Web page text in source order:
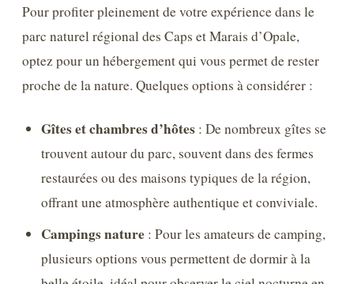
Pour profiter pleinement de votre expérience dans le
parc naturel régional des Caps et Marais d’Opale,
optez pour un hébergement qui vous permet de rester
proche de la nature. Quelques options à considérer :
Gîtes et chambres d’hôtes : De nombreux gîtes se
trouvent autour du parc, souvent dans des fermes
restaurées ou des maisons typiques de la région,
offrant une atmosphère authentique et conviviale.
Campings nature : Pour les amateurs de camping,
plusieurs options vous permettent de dormir à la